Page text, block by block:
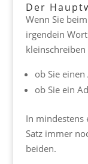
Der
Wenn Sie
irgendein
kleinschreiben
ob Sie
ob Sie ein
In mindestens
Satz immer
beiden.